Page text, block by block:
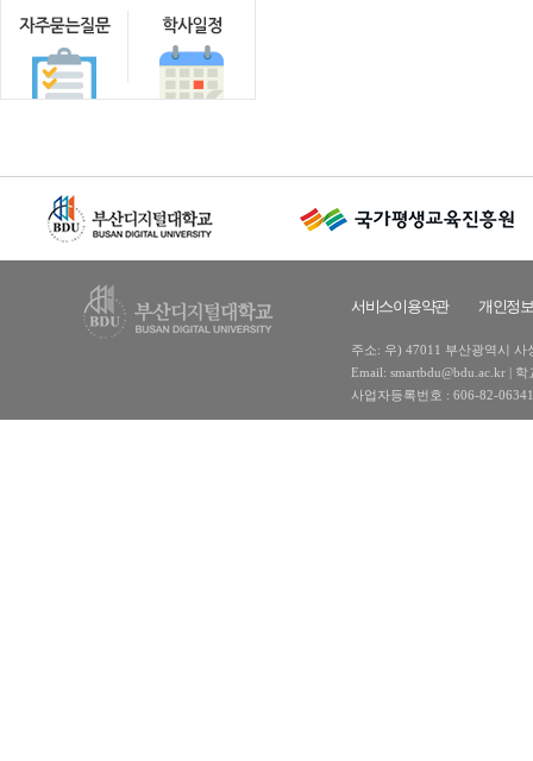
서비스이용약관 개인정
주소: 우) 47011 부산광역시 사
Email: smartbdu@bdu.ac.kr |
사업자등록번호 : 606-82-